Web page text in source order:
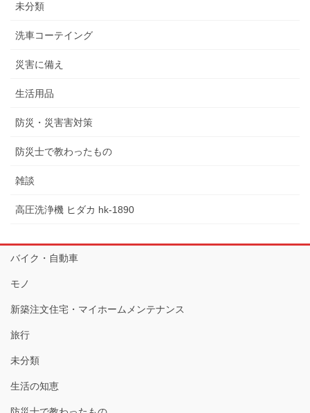
未分類
洗車コーテイング
災害に備え
生活用品
防災・災害害対策
防災士で教わったもの
雑談
高圧洗浄機 ヒダカ hk-1890
バイク・自動車
モノ
新築注文住宅・マイホームメンテナンス
旅行
未分類
生活の知恵